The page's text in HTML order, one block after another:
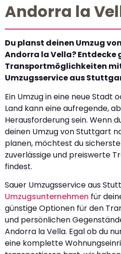
Andorra la
Du planst deinen Umzug
Andorra la Vella? Entdecke
Transportmöglichkeiten
Umzugsservice aus
Ein Umzug in eine neue Stadt
Land kann eine aufregende,
Herausforderung sein. Wenn
deinen Umzug von Stuttgart
planen, möchtest du
zuverlässige und preiswerte
findest.
Sauer Umzugsservice aus
Umzugsunternehmen für
günstige Optionen für den
und persönlichen
Andorra la Vella. Egal ob du
eine komplette